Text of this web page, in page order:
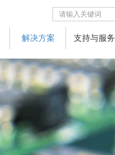
解决方案 支持与服务